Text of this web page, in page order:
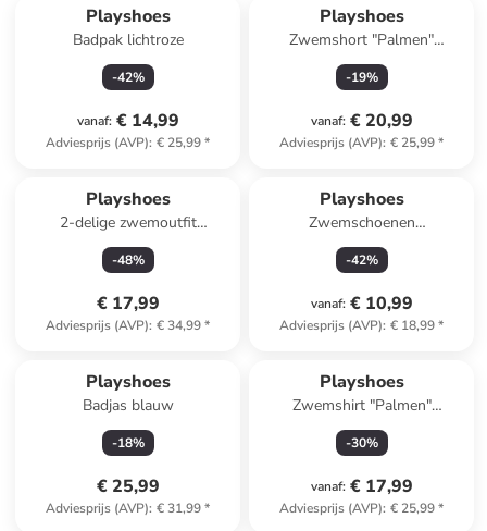
Playshoes
Badpak lichtroze
-42%
vanaf: € 14,99
Adviesprijs (AVP): € 25,99*
Playshoes
Zwemshort "Palmen"
groen/blauw
-19%
vanaf: € 20,99
Adviesprijs (AVP): € 25,99*
Playshoes
2-delige zwemoutfit
"Flamingo" turquoise
-48%
€ 17,99
Adviesprijs (AVP): € 34,99*
Playshoes
Zwemschoenen
roze/turquoise
-42%
vanaf: € 10,99
Adviesprijs (AVP): € 18,99*
Playshoes
Badjas blauw
-18%
€ 25,99
Adviesprijs (AVP): € 31,99*
Playshoes
Zwemshirt "Palmen"
koraalrood
-30%
vanaf: € 17,99
Adviesprijs (AVP): € 25,99*